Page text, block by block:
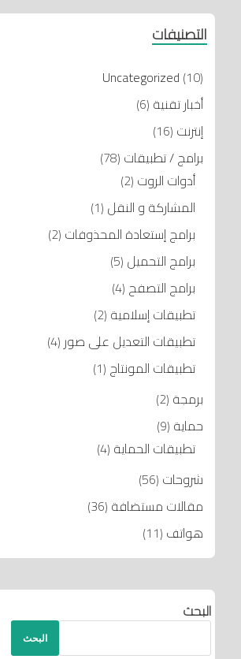
التصنيفات
Uncategorized (10)
أخبار تقنية (6)
إنترنت (16)
برامج / تطبيقات (78)
أدوات الروت (2)
المشاركة و النقل (1)
برامج إستعادة المحذوفات (2)
برامج التحميل (5)
برامج التصفح (4)
تطبيقات إسلامية (2)
تطبيقات التعديل على صور (4)
تطبيقات المونتاج (1)
برمجة (2)
حماية (9)
تطبيقات الحماية (4)
شروحات (56)
مقالات مستضافة (36)
هواتف (11)
البحث
البحث